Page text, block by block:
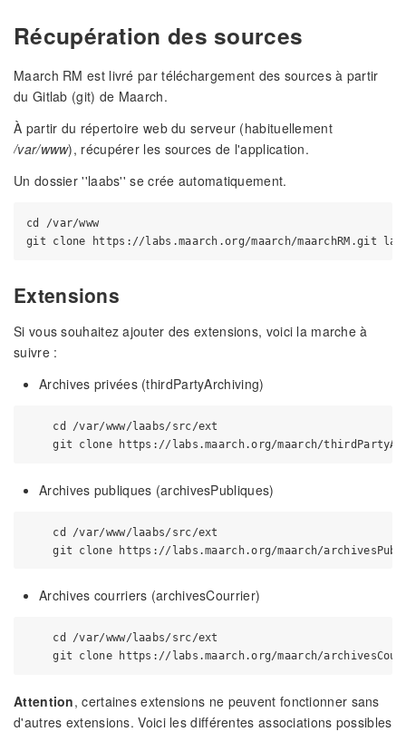
Récupération des sources
Maarch RM est livré par téléchargement des sources à partir
du Gitlab (git) de Maarch.
À partir du répertoire web du serveur (habituellement
/var/www), récupérer les sources de l'application.
Un dossier ''laabs'' se crée automatiquement.
cd /var/www
Extensions
Si vous souhaitez ajouter des extensions, voici la marche à
suivre :
Archives privées (thirdPartyArchiving)
    cd /var/www/laabs/src/ext
Archives publiques (archivesPubliques)
    cd /var/www/laabs/src/ext
Archives courriers (archivesCourrier)
    cd /var/www/laabs/src/ext
Attention, certaines extensions ne peuvent fonctionner sans
d'autres extensions. Voici les différentes associations possibles